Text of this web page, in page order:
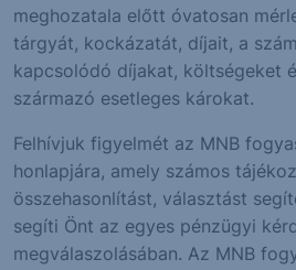
meghozatala előtt óvatosan
tárgyát, kockázatát, díjait, a
kapcsolódó díjakat, költségeket
származó esetleges károkat.
Felhívjuk figyelmét az MNB
honlapjára, amely számos
összehasonlítást, választást
segíti Önt az egyes pénzügyi
megválaszolásában. Az MNB